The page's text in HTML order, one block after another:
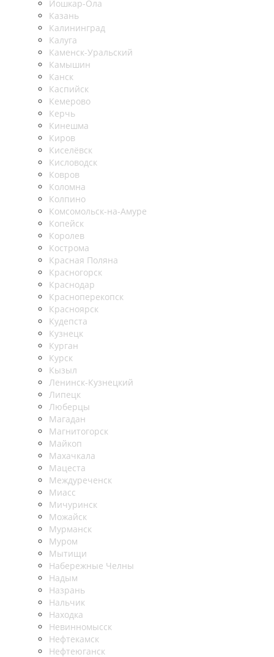
Йошкар-Ола
Казань
Калининград
Калуга
Каменск-Уральский
Камышин
Канск
Каспийск
Кемерово
Керчь
Кинешма
Киров
Киселёвск
Кисловодск
Ковров
Коломна
Колпино
Комсомольск-на-Амуре
Копейск
Королев
Кострома
Красная Поляна
Красногорск
Краснодар
Красноперекопск
Красноярск
Кудепста
Кузнецк
Курган
Курск
Кызыл
Ленинск-Кузнецкий
Липецк
Люберцы
Магадан
Магнитогорск
Майкоп
Махачкала
Мацеста
Междуреченск
Миасс
Мичуринск
Можайск
Мурманск
Муром
Мытищи
Набережные Челны
Надым
Назрань
Нальчик
Находка
Невинномысск
Нефтекамск
Нефтеюганск